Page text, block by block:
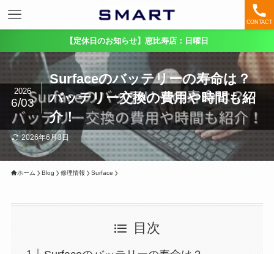
CONTACT
【定休日のお知らせ】恵比寿店：日曜日
Surfaceのバッテリーの寿命は？
バッテリー交換の費用や時間も紹
介！
2026
6/03
2026年6月3日
ホーム Blog 修理情報 Surface
目次